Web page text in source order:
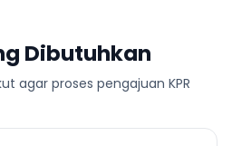
Dibutuhkan
agar proses pengajuan KPR